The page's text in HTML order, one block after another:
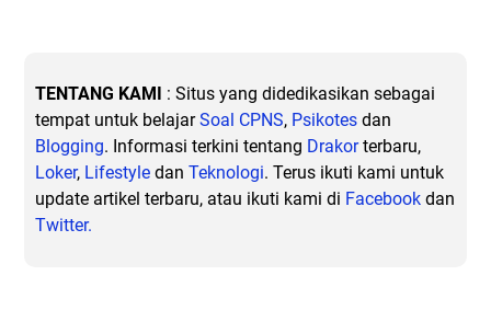
TENTANG KAMI
: Situs yang didedikasikan sebagai
tempat untuk belajarSoal CPNS, Psikotes dan
Blogging. Informasi terkini tentang Drakorterbaru,
Loker, Lifestyle dan Teknologi. Terus ikuti kami untuk
update artikel terbaru, atau ikuti kami di Facebook dan
Twitter.